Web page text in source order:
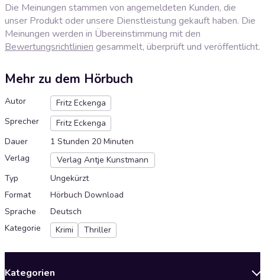
Die Meinungen stammen von angemeldeten Kunden, die
unser Produkt oder unsere Dienstleistung gekauft haben. Die
Meinungen werden in Übereinstimmung mit den
Bewertungsrichtlinien gesammelt, überprüft und veröffentlicht.
Mehr zu dem Hörbuch
Autor
Fritz Eckenga
Sprecher
Fritz Eckenga
Dauer
1 Stunden 20 Minuten
Verlag
Verlag Antje Kunstmann
Typ
Ungekürzt
Format
Hörbuch Download
Sprache
Deutsch
Kategorie
Krimi Thriller
Kategorien